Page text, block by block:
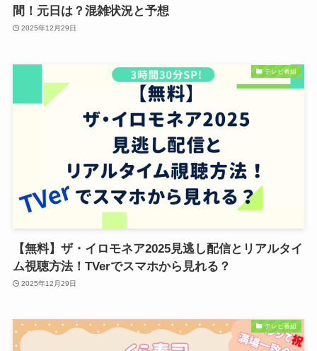
間！元日は？混雑状況と予想
2025年12月29日
テレビ番組
【無料】ザ・イロモネア2025見逃し配信とリアルタイ
ム視聴方法！TVerでスマホから見れる？
2025年12月29日
テレビ番組